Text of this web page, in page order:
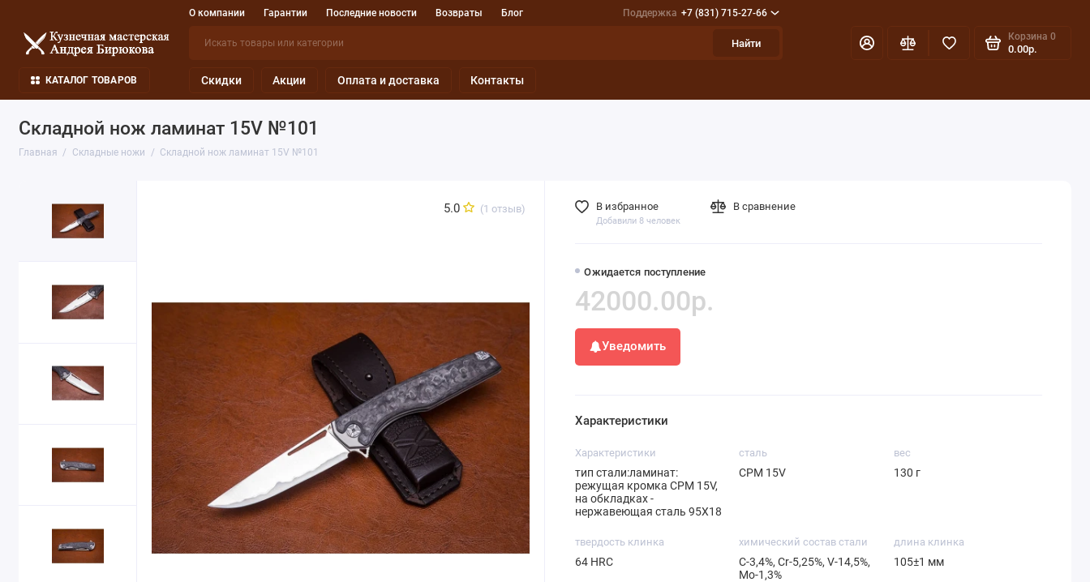
О компании Гарантии Последние новости Возвраты Блог Поддержка +7 (831) 715-27-66
Найти
Корзина 0
0.00р.
КАТАЛОГ ТОВАРОВ Скидки Акции Оплата и доставка Контакты
Складной нож ламинат 15V №101
Главная Складные ножи Складной нож ламинат 15V №101
5.0 (1 отзыв)
Ожидается поступление
42000.00р.
Уведомить
В избранное
Добавили 8 человек
В сравнение
Характеристики
Характеристики
тип стали:ламинат:
режущая кромка СРМ 15V,
на обкладках -
нержавеющая сталь 95Х18
сталь
СРМ 15V
вес
130 г
твердость клинка
64 HRC
химический состав стали
С-3,4%, Сr-5,25%, V-14,5%,
Мо-1,3%
длина клинка
105±1 мм